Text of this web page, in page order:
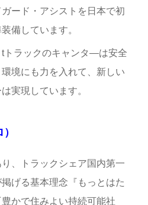
ード・アシストを日本で初
備しています。
トラックのキャンタ―は安全
境にも力を入れて、新しい
実現しています。
、トラックシェア国内第一
げる基本理念『もっとはた
かで住みよい持続可能社